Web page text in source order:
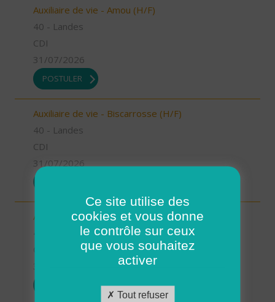
Auxiliaire de vie - Amou (H/F)
40 - Landes
CDI
31/07/2026
POSTULER
Auxiliaire de vie - Biscarrosse (H/F)
40 - Landes
CDI
31/07/2026
Auxiliaire de vie - Oeyreluy (H/F)
40 - Landes
Ce site utilise des
cookies et vous donne
le contrôle sur ceux
que vous souhaitez
activer
Tout refuser